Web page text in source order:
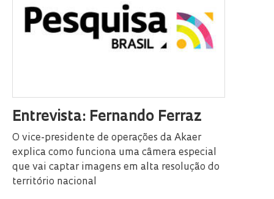
Entrevista: Fernando Ferraz
O vice-presidente de operações da Akaer
explica como funciona uma câmera especial
que vai captar imagens em alta resolução do
território nacional